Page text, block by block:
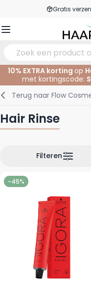
Ga naar de inhoudGratis
Verzorging
Haarkleuring
Haarmode
In de Salon
Kleuren
Permanenten
Elektrisch
Knipbenodigdheden
Gezichtsverzorging
Tanning
Oogverzorging
Wenkbrauwen
Lippen
Accessoires
Nagelproducten
SALE
10% EXTRA korting op
met kortingscode:
Terug naar Flow
Hair Rinse
Filteren
-45%